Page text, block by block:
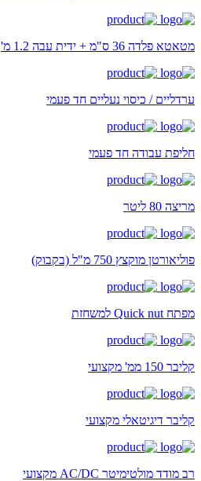
מטאטא פלדה 36 ס"מ + ידית עבה 1.2 מ'
ערדליים / כיסוי נעליים חד פעמי
חליפת עבודה חד פעמי
מריצה 80 ליטר
פוליאורטן מוקצץ 750 מ"ל (בקבוק)
מפתח Quick nut למשחזת
קליבר 150 ממ' מקצועי
קליבר דיגיטאלי מקצועי
רב מודד מולטימיטר AC/DC מקצועי